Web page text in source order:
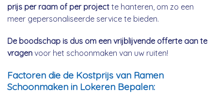
prijs per raam of per project te hanteren, om zo een
meer gepersonaliseerde service te bieden.
De boodschap is dus om een vrijblijvende offerte aan te
vragen voor het schoonmaken van uw ruiten!
Factoren die de Kostprijs van Ramen
Schoonmaken in Lokeren Bepalen: